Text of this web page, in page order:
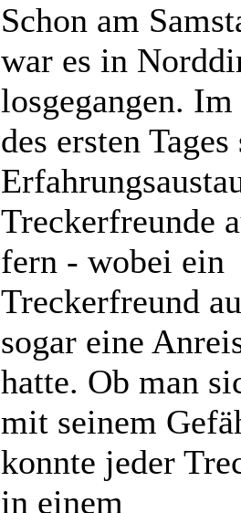
Schon am
war es in
losgegangen.
des ersten
Treckerfreunde
fern - wobei ein
Treckerfreund
sogar eine
hatte. Ob man
mit seinem
konnte jeder
in einem